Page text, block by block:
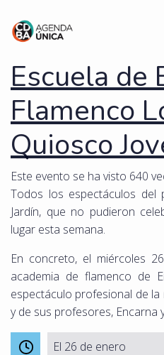
Escuela de
Flamenco
Quiosco
Este evento se ha visto 640
Todos los espectáculos del
Jardín, que no pudieron
lugar esta semana.
En concreto, el miércoles
academia de flamenco de
espectáculo profesional de
y de sus profesores, Encarna
El 26 de enero